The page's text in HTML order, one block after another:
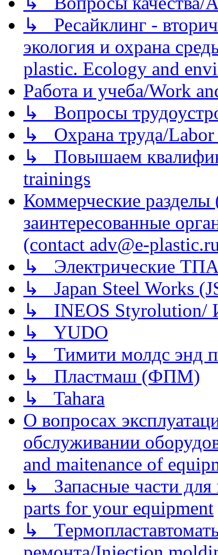
↳ Ресайклинг -
экология и охрана
plastic. Ecology and
Работа и учеба/Work
↳ Вопросы
↳ Охрана труда/Labor
↳ Повышаем
trainings
Коммерческие
заинтересованные
(contact adv@e-
↳ Электрические
↳ Japan Steel Works
↳ INEOS
↳ YUDO
↳ Тимити молдс энд
↳ Пластмаш (ФПМ)
↳ Tahara
О вопросах
обслуживании
and maitenance of
↳ Запасные части для
parts for your equipment
↳